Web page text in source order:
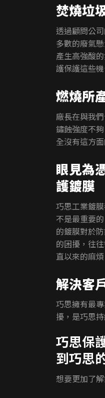
焚燒垃
透過顧問公
多數的廢氣
產生高強酸
護保護這些
燃燒所
廠長在與我
鏽蝕強度不
全沒有這方
眼見為
護鍍膜
巧思工業鍍
不是最重要
的鍍膜對於
的困擾，往
直以來的麻煩
解決客
巧思擁有最
擾，是巧思
巧思保
到巧思
想要更加了